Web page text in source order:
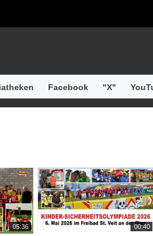
Facebook "X"
05:36 00:40